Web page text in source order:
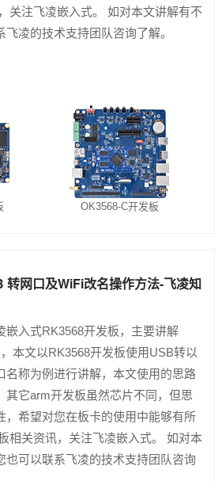
关注飞凌嵌入式。 如对本文讲解有不
凌的技术支持团队咨询了解。
OK3568-C开发板
转网口及WiFi改名操作方法-飞凌知
嵌入式RK3568开发板，主要讲解
本文以RK3568开发板使用USB转以
名称为例进行讲解，本文使用的思路
其它arm开发板虽然芯片不同，但思
，希望对您在板卡的使用中能够有所
相关资讯，关注飞凌嵌入式。 如对本
也可以联系飞凌的技术支持团队咨询